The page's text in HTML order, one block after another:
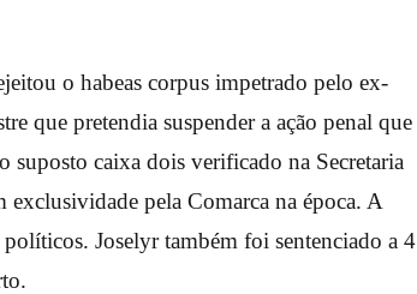
o habeas corpus impetrado pelo ex-
que pretendia suspender a ação penal que
suposto caixa dois verificado na Secretaria
pela Comarca na época. A
Joselyr também foi sentenciado a 4